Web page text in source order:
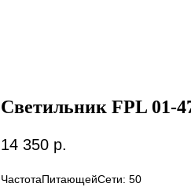
Светильник FPL 01-
14 350 р.
ЧастотаПитающейСети: 50